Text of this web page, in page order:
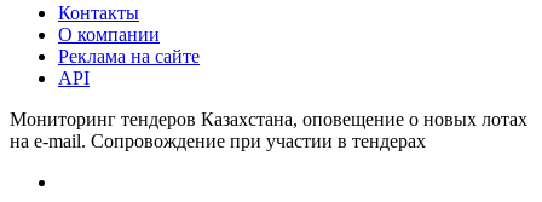
Контакты
О компании
Реклама на сайте
API
Мониторинг тендеров Казахстана, оповещение о новых лотах
на e-mail. Сопровождение при участии в тендерах